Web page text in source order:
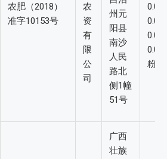
农肥（2018）
准字10153号
农
资
有
限
公
司
州元
阳县
南沙
人民
路北
侧1幢
51号
粉剂
广西
壮族